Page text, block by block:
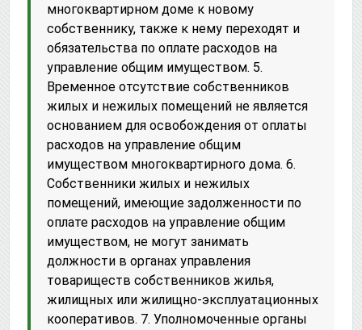
многоквартирном доме к новому
собственнику, также к нему переходят и
обязательства по оплате расходов на
управление общим имуществом. 5.
Временное отсутствие собственников
жилых и нежилых помещений не является
основанием для освобождения от оплаты
расходов на управление общим
имуществом многоквартирного дома. 6.
Собственники жилых и нежилых
помещений, имеющие задолженности по
оплате расходов на управление общим
имуществом, не могут занимать
должности в органах управления
товариществ собственников жилья,
жилищных или жилищно-эксплуатационных
кооперативов. 7. Уполномоченные органы